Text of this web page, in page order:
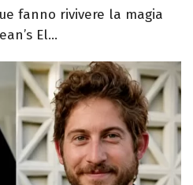
fanno rivivere la magia
El...